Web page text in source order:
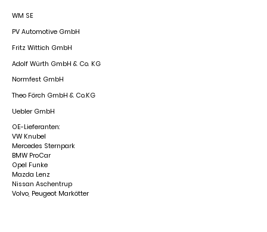
WM SE
PV Automotive GmbH
Fritz Wittich GmbH
Adolf Würth GmbH & Co. KG
Normfest GmbH
Theo Förch GmbH & Co.KG
Uebler GmbH
OE-Lieferanten:
VW Knubel
Mercedes Sternpark
BMW ProCar
Opel Funke
Mazda Lenz
Nissan Aschentrup
Volvo, Peugeot Markötter